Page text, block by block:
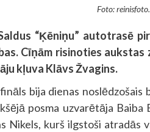
Foto:
“Ķēniņu” autotrasē
Cīņām risinoties
kļuva Klāvs Žvagins.
bija dienas
posma uzvarētāja
Nikels, kurš ilgstoši atradās